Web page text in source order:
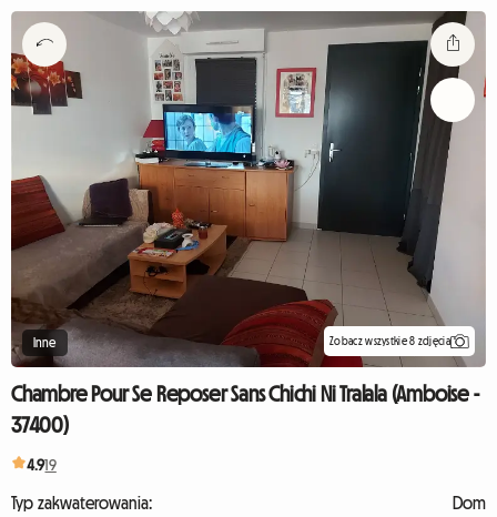
Inne Zobacz wszystkie 8 zdjęcia
Chambre Pour Se Reposer Sans Chichi Ni Tralala (Amboise -
37400)
4.919
Typ zakwaterowania:
Dom